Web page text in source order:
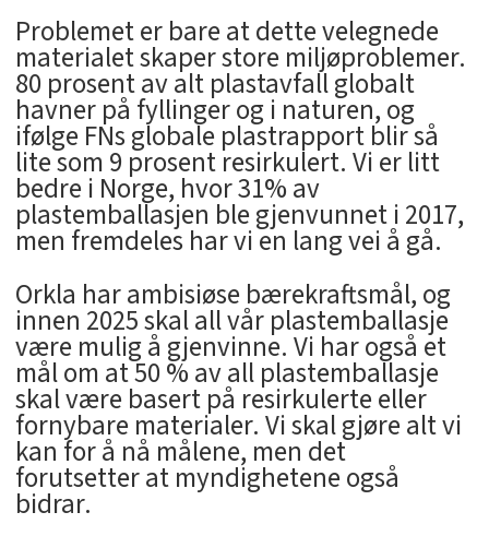
Problemet er bare at dette velegnede
materialet skaper store miljøproblemer.
80 prosent av alt plastavfall globalt
havner på fyllinger og i naturen, og
ifølge FNs globale plastrapport blir så
lite som 9 prosent resirkulert. Vi er litt
bedre i Norge, hvor 31% av
plastemballasjen ble gjenvunnet i 2017,
men fremdeles har vi en lang vei å gå.
Orkla har ambisiøse bærekraftsmål, og
innen 2025 skal all vår plastemballasje
være mulig å gjenvinne. Vi har også et
mål om at 50 % av all plastemballasje
skal være basert på resirkulerte eller
fornybare materialer. Vi skal gjøre alt vi
kan for å nå målene, men det
forutsetter at myndighetene også
bidrar.